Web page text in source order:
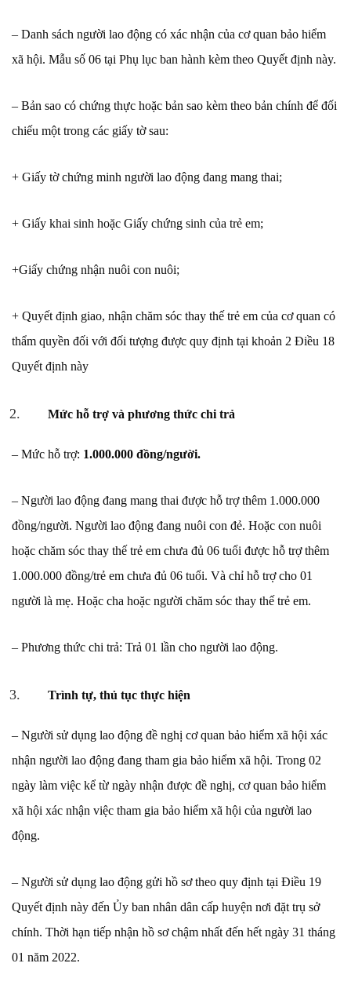
– Danh sách người lao động có xác nhận của cơ quan bảo hiểm
xã hội. Mẫu số 06 tại Phụ lục ban hành kèm theo Quyết định này.
– Bản sao có chứng thực hoặc bản sao kèm theo bản chính để đối
chiếu một trong các giấy tờ sau:
+ Giấy tờ chứng minh người lao động đang mang thai;
+ Giấy khai sinh hoặc Giấy chứng sinh của trẻ em;
+Giấy chứng nhận nuôi con nuôi;
+ Quyết định giao, nhận chăm sóc thay thế trẻ em của cơ quan có
thẩm quyền đối với đối tượng được quy định tại khoản 2 Điều 18
Quyết định này
Mức hỗ trợ và phương thức chi trả
– Mức hỗ trợ: 1.000.000 đồng/người.
– Người lao động đang mang thai được hỗ trợ thêm 1.000.000
đồng/người. Người lao động đang nuôi con đẻ. Hoặc con nuôi
hoặc chăm sóc thay thế trẻ em chưa đủ 06 tuổi được hỗ trợ thêm
1.000.000 đồng/trẻ em chưa đủ 06 tuổi. Và chỉ hỗ trợ cho 01
người là mẹ. Hoặc cha hoặc người chăm sóc thay thế trẻ em.
– Phương thức chi trả: Trả 01 lần cho người lao động.
Trình tự, thủ tục thực hiện
– Người sử dụng lao động đề nghị cơ quan bảo hiểm xã hội xác
nhận người lao động đang tham gia bảo hiểm xã hội. Trong 02
ngày làm việc kể từ ngày nhận được đề nghị, cơ quan bảo hiểm
xã hội xác nhận việc tham gia bảo hiểm xã hội của người lao
động.
– Người sử dụng lao động gửi hồ sơ theo quy định tại Điều 19
Quyết định này đến Ủy ban nhân dân cấp huyện nơi đặt trụ sở
chính. Thời hạn tiếp nhận hồ sơ chậm nhất đến hết ngày 31 tháng
01 năm 2022.